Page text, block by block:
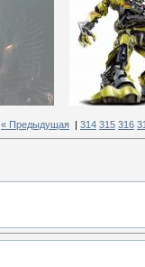
« Предыдущая 314 315 316